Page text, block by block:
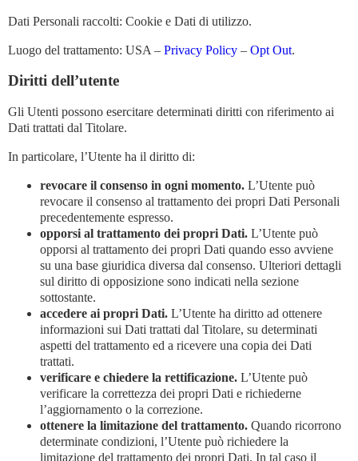
Dati Personali raccolti: Cookie e Dati di utilizzo.
Luogo del trattamento: USA – Privacy Policy – Opt Out.
Diritti dell’utente
Gli Utenti possono esercitare determinati diritti con riferimento ai
Dati trattati dal Titolare.
In particolare, l’Utente ha il diritto di:
revocare il consenso in ogni momento. L’Utente può
revocare il consenso al trattamento dei propri Dati Personali
precedentemente espresso.
opporsi al trattamento dei propri Dati. L’Utente può
opporsi al trattamento dei propri Dati quando esso avviene
su una base giuridica diversa dal consenso. Ulteriori dettagli
sul diritto di opposizione sono indicati nella sezione
sottostante.
accedere ai propri Dati. L’Utente ha diritto ad ottenere
informazioni sui Dati trattati dal Titolare, su determinati
aspetti del trattamento ed a ricevere una copia dei Dati
trattati.
verificare e chiedere la rettificazione. L’Utente può
verificare la correttezza dei propri Dati e richiederne
l’aggiornamento o la correzione.
ottenere la limitazione del trattamento. Quando ricorrono
determinate condizioni, l’Utente può richiedere la
limitazione del trattamento dei propri Dati. In tal caso il